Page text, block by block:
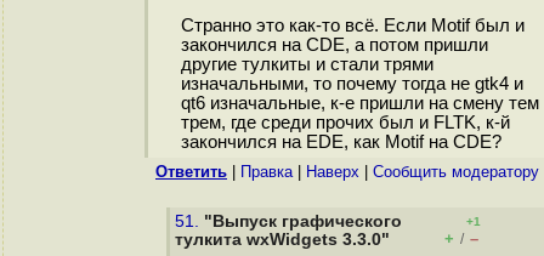
Странно это как-то всё. Если Motif был и
закончился на CDE, а потом пришли
другие тулкиты и стали трями
изначальными, то почему тогда не gtk4 и
qt6 изначальные, к-е пришли на смену тем
трем, где среди прочих был и FLTK, к-й
закончился на EDE, как Motif на CDE?
Ответить Правка| Наверх Cообщить модератору
51. "Выпуск графического
тулкита wxWidgets 3.3.0"
+1
+ / –